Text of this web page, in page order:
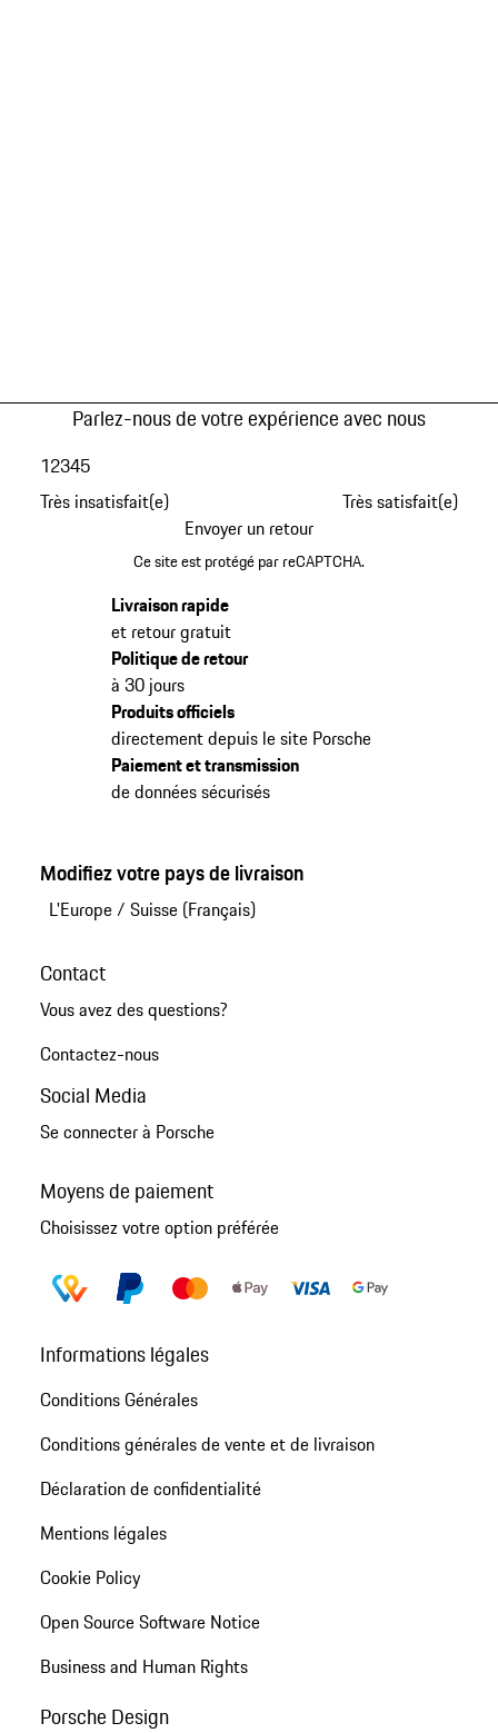
Parlez-nous de votre expérience avec nous
Très insatisfait(e)
12345
Très satisfait(e)
Envoyer un retour
Ce site est protégé par reCAPTCHA.
Livraison rapide
et retour gratuit
Politique de retour
à 30 jours
Produits officiels
directement depuis le site Porsche
Paiement et transmission
de données sécurisés
Modifiez votre pays de livraison
L'Europe/ Suisse (Français)
Contact
Vous avez des questions?
Contactez-nous
Social Media
Se connecter à Porsche
Moyens de paiement
Choisissez votre option préférée
Informations légales
Conditions Générales
Conditions générales de vente et de livraison
Déclaration de confidentialité
Mentions légales
Cookie Policy
Open Source Software Notice
Business and Human Rights
Porsche Design